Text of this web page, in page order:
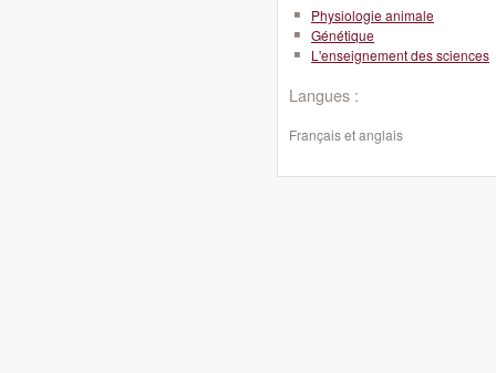
Physiologie animale
Génétique
L'enseignement des sciences
Langues :
Français et anglais